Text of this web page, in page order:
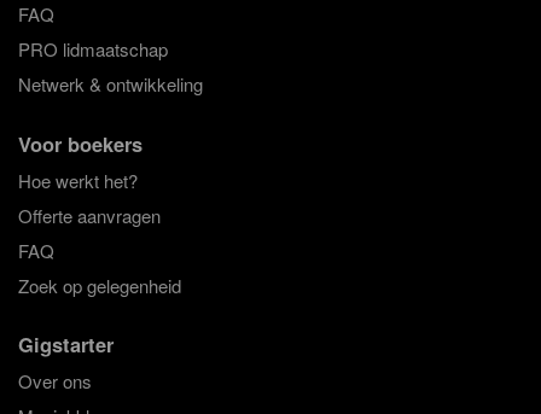
FAQ
PRO lidmaatschap
Netwerk & ontwikkeling
Voor boekers
Hoe werkt het?
Offerte aanvragen
FAQ
Zoek op gelegenheid
Gigstarter
Over ons